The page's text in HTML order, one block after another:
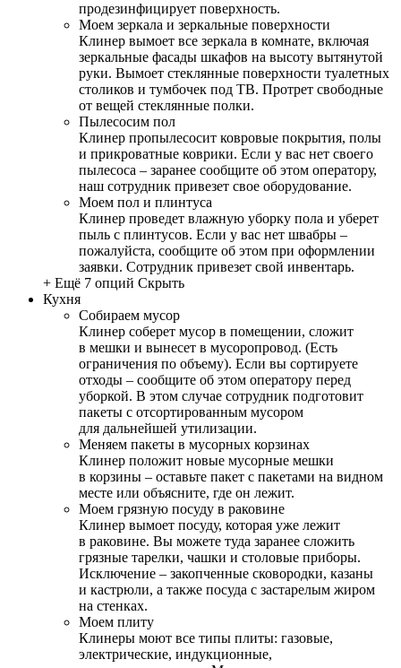
продезинфицирует поверхность.
Моем зеркала и зеркальные поверхности
Клинер вымоет все зеркала в комнате, включая
зеркальные фасады шкафов на высоту вытянутой
руки. Вымоет стеклянные поверхности туалетных
столиков и тумбочек под ТВ. Протрет свободные
от вещей стеклянные полки.
Пылесосим пол
Клинер пропылесосит ковровые покрытия, полы
и прикроватные коврики. Если у вас нет своего
пылесоса – заранее сообщите об этом оператору,
наш сотрудник привезет свое оборудование.
Моем пол и плинтуса
Клинер проведет влажную уборку пола и уберет
пыль с плинтусов. Если у вас нет швабры –
пожалуйста, сообщите об этом при оформлении
заявки. Сотрудник привезет свой инвентарь.
+ Ещё 7 опций Скрыть
Кухня
Собираем мусор
Клинер соберет мусор в помещении, сложит
в мешки и вынесет в мусоропровод. (Есть
ограничения по объему). Если вы сортируете
отходы – сообщите об этом оператору перед
уборкой. В этом случае сотрудник подготовит
пакеты с отсортированным мусором
для дальнейшей утилизации.
Меняем пакеты в мусорных корзинах
Клинер положит новые мусорные мешки
в корзины – оставьте пакет с пакетами на видном
месте или объясните, где он лежит.
Моем грязную посуду в раковине
Клинер вымоет посуду, которая уже лежит
в раковине. Вы можете туда заранее сложить
грязные тарелки, чашки и столовые приборы.
Исключение – закопченные сковородки, казаны
и кастрюли, а также посуда с застарелым жиром
на стенках.
Моем плиту
Клинеры моют все типы плиты: газовые,
электрические, индукционные,